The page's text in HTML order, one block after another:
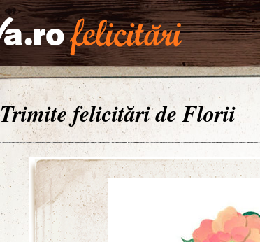
Trimite felicitări de Florii